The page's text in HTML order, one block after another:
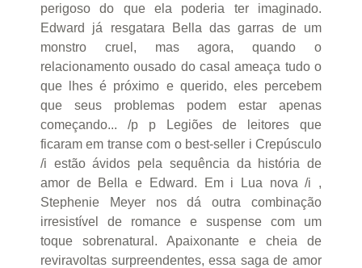
perigoso do que ela poderia ter imaginado.
Edward já resgatara Bella das garras de um
monstro cruel, mas agora, quando o
relacionamento ousado do casal ameaça tudo o
que lhes é próximo e querido, eles percebem
que seus problemas podem estar apenas
começando... /p p Legiões de leitores que
ficaram em transe com o best-seller i Crepúsculo
/i estão ávidos pela sequência da história de
amor de Bella e Edward. Em i Lua nova /i ,
Stephenie Meyer nos dá outra combinação
irresistível de romance e suspense com um
toque sobrenatural. Apaixonante e cheia de
reviravoltas surpreendentes, essa saga de amor